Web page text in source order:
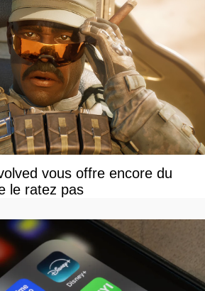
vous offre encore du
le ratez pas